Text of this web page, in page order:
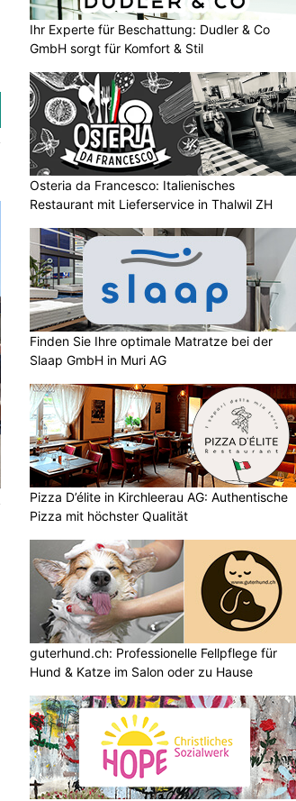
Ihr Experte für Beschattung: Dudler & Co
GmbH sorgt für Komfort & Stil
Osteria da Francesco: Italienisches
Restaurant mit Lieferservice in Thalwil ZH
Finden Sie Ihre optimale Matratze bei der
Slaap GmbH in Muri AG
Pizza D’élite in Kirchleerau AG: Authentische
Pizza mit höchster Qualität
guterhund.ch: Professionelle Fellpflege für
Hund & Katze im Salon oder zu Hause